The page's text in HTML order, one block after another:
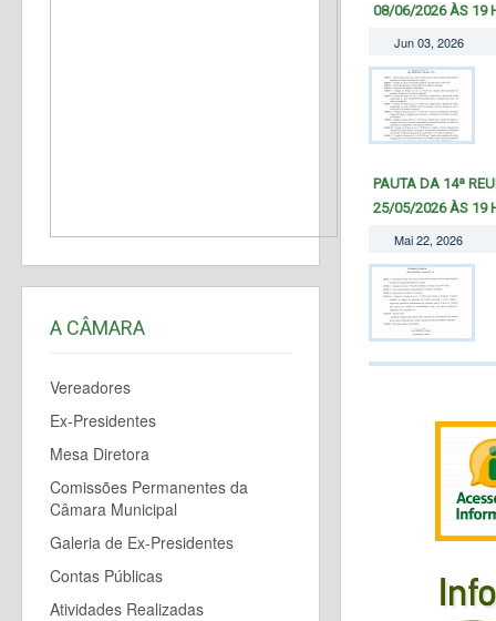
08/06/2026 ÀS 19
Jun 03, 2026
PAUTA DA 14ª
25/05/2026 ÀS 19
Mai 22, 2026
A CÂMARA
Vereadores
Ex-Presidentes
Mesa Diretora
Comissões Permanentes da
Câmara Municipal
Galeria de Ex-Presidentes
Contas Públicas
Atividades Realizadas